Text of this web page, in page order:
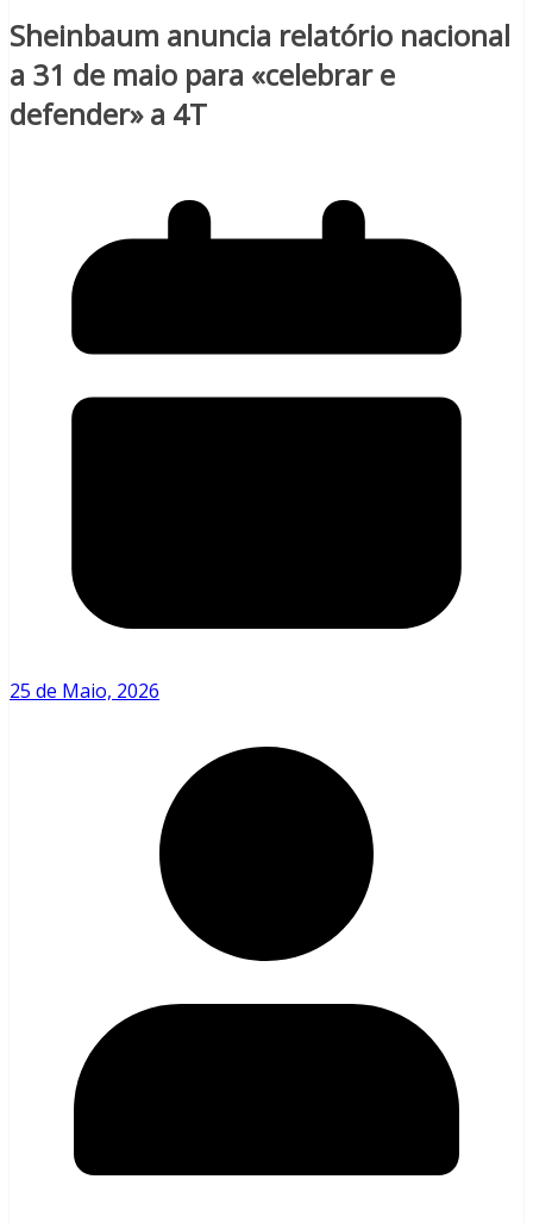
Sheinbaum anuncia relatório nacional
a 31 de maio para «celebrar e
defender» a 4T
25 de Maio, 2026